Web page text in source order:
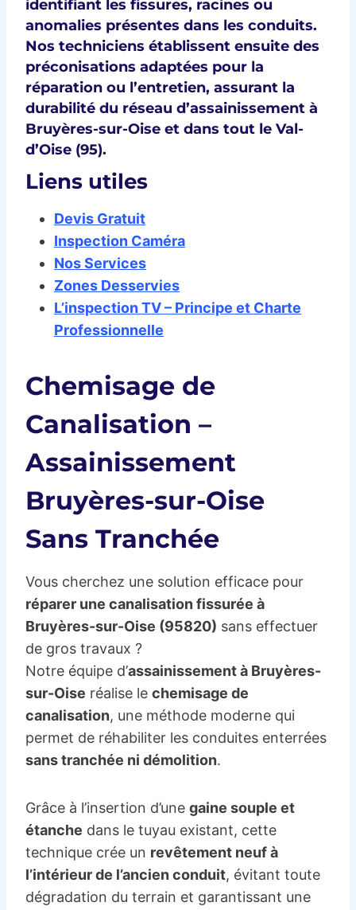
identifiant les fissures, racines ou
anomalies présentes dans les conduits.
Nos techniciens établissent ensuite des
préconisations adaptées pour la
réparation ou l’entretien, assurant la
durabilité du réseau d’assainissement à
Bruyères-sur-Oise et dans tout le Val-
d’Oise (95).
Liens utiles
Devis Gratuit
Inspection Caméra
Nos Services
Zones Desservies
L’inspection TV – Principe et Charte
Professionnelle
Chemisage de
Canalisation –
Assainissement
Bruyères-sur-Oise
Sans Tranchée
Vous cherchez une solution efficace pour
réparer une canalisation fissurée à
Bruyères-sur-Oise (95820) sans effectuer
de gros travaux ?
Notre équipe d’assainissement à Bruyères-
sur-Oise réalise le chemisage de
canalisation, une méthode moderne qui
permet de réhabiliter les conduites enterrées
sans tranchée ni démolition.
Grâce à l’insertion d’une gaine souple et
étanche dans le tuyau existant, cette
technique crée un revêtement neuf à
l’intérieur de l’ancien conduit, évitant toute
dégradation du terrain et garantissant une